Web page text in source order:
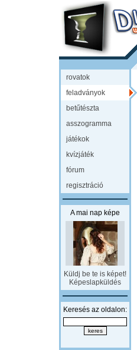
rovatok
feladványok
betűtészta
asszogramma
játékok
kvízjáték
fórum
regisztráció
A mai nap képe
Küldj be te is képet!
Képeslapküldés
Keresés az oldalon: